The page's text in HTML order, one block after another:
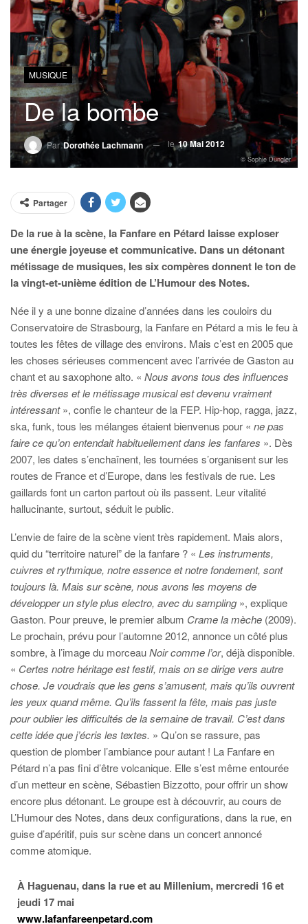
MUSIQUE
De la bombe
ParDorothée Lachmann le10 Mai 2012
© Sophie Dungler
Partager
De la rue à la scène, la Fanfare en Pétard laisse exploser
une énergie joyeuse et communicative. Dans un détonant
métissage de musiques, les six compères donnent le ton de
la vingt-et-unième édition de L’Humour des Notes.
Née il y a une bonne dizaine d’années dans les couloirs du
Conservatoire de Strasbourg, la Fanfare en Pétard a mis le feu à
toutes les fêtes de village des environs. Mais c’est en 2005 que
les choses sérieuses commencent avec l’arrivée de Gaston au
chant et au saxophone alto. « Nous avons tous des influences
très diverses et le métissage musical est devenu vraiment
intéressant», confie le chanteur de la FEP. Hip-hop, ragga, jazz,
ska, funk, tous les mélanges étaient bienvenus pour « ne pas
faire ce qu’on entendait habituellement dans les fanfares ». Dès
2007, les dates s’enchaînent, les tournées s’organisent sur les
routes de France et d’Europe, dans les festivals de rue. Les
gaillards font un carton partout où ils passent. Leur vitalité
hallucinante, surtout, séduit le public.
L’envie de faire de la scène vient très rapidement. Mais alors,
quid du “territoire naturel” de la fanfare ? « Les instruments,
cuivres et rythmique, notre essence et notre fondement, sont
toujours là. Mais sur scène, nous avons les moyens de
développer un style plus electro, avec du sampling », explique
Gaston. Pour preuve, le premier album Crame la mèche (2009).
Le prochain, prévu pour l’automne 2012, annonce un côté plus
sombre, à l’image du morceauNoir comme l’or, déjà disponible.
« Certes notre héritage est festif, mais on se dirige vers autre
chose. Je voudrais que les gens s’amusent, mais qu’ils ouvrent
les yeux quand même. Qu’ils fassent la fête, mais pas juste
pour oublier les difficultés de la semaine de travail. C’est dans
cette idée que j’écris les textes. » Qu’on se rassure, pas
question de plomber l’ambiance pour autant ! La Fanfare en
Pétard n’a pas fini d’être volcanique. Elle s’est même entourée
d’un metteur en scène, Sébastien Bizzotto, pour offrir un show
encore plus détonant. Le groupe est à découvrir, au cours de
L’Humour des Notes, dans deux configurations, dans la rue, en
guise d’apéritif, puis sur scène dans un concert annoncé
comme atomique.
À Haguenau, dans la rue et au Millenium, mercredi 16 et
jeudi 17 mai
www.lafanfareenpetard.com